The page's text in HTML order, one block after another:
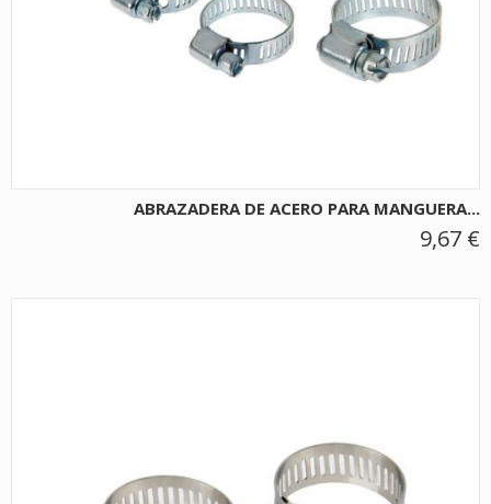
ABRAZADERA DE ACERO PARA MANGUERA...
9,67 €